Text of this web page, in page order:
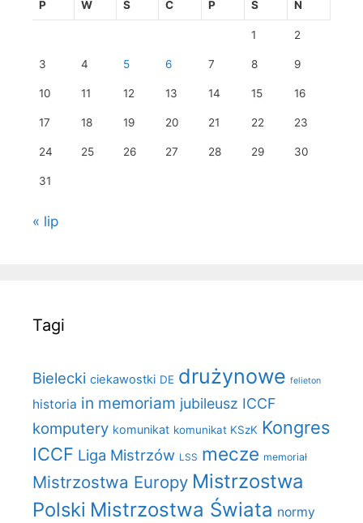
P W Ś C P S N
1 2
3 4 5 6 7 8 9
10 11 12 13 14 15 16
17 18 19 20 21 22 23
24 25 26 27 28 29 30
31
« lip
Tagi
Bielecki ciekawostki DE drużynowe felieton
historia in memoriam jubileusz ICCF
komputery komunikat komunikat KSzK Kongres
ICCF Liga Mistrzów LSS mecze memoriał
Mistrzostwa Europy Mistrzostwa
Polski Mistrzostwa Świata normy